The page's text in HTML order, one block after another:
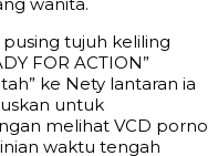
tujuh keliling
FOR ACTION”
ke Nety lantaran ia
untuk
melihat VCD porno
waktu tengah